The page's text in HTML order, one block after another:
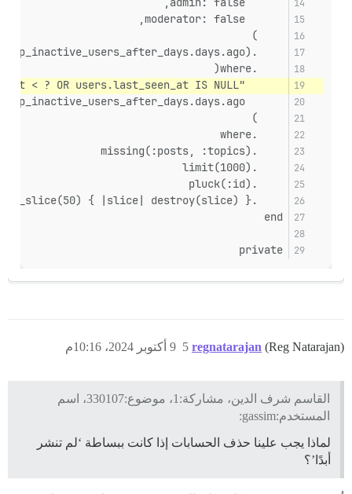
    )
    .where("users.created_at < ?", SiteSetting.clean_up_inactive_users_after_days.days.ago)
    .where(
      "users.last_seen_at < ? OR users.last_seen_at IS NULL",
    )
    .where
    .missing(:posts, :topics)
    .limit(1000)
    .pluck(:id)
    .each_slice(50) { |slice| destroy(slice) }
end
private
regnatarajan (Reg Natarajan) 9 أكتوبر 2024، 10:16م 5
القاسم شرف الدين، مشاركة:1، موضوع:330107، اسم
المستخدم:gassim:
لماذا يجب علينا حذف الحسابات إذا كانت ببساطة ‘لم تنشر
أبدًا’؟